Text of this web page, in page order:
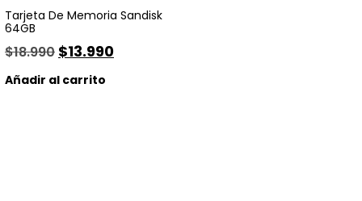
Tarjeta De Memoria Sandisk
64GB
$18.990 $13.990
Añadir al carrito